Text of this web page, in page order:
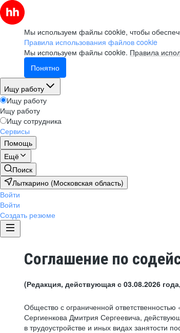
Мы используем файлы cookie, чтобы
Правила использования файлов cookie
Мы используем файлы cookie. Правила
Понятно
Ищу работу
Ищу работу
Ищу работу
Ищу сотрудника
Сервисы
Помощь
Ещё
Поиск
Лыткарино (Московская область)
Войти
Войти
Создать резюме
Соглашение по
(Редакция, действующая с 03.08.2026 года,
Общество с ограниченной
Сергиенкова Дмитрия Сергеевича,
в трудоустройстве и иных видах занятости